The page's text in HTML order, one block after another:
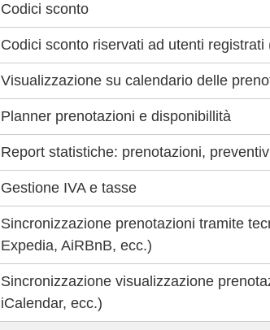
Codici sconto
Codici sconto riservati ad utenti registrati
Visualizzazione su calendario delle
Planner prenotazioni e disponibillità
Report statistiche: prenotazioni,
Gestione IVA e tasse
Sincronizzazione prenotazioni tramite
Expedia, AiRBnB, ecc.)
Sincronizzazione visualizzazione
iCalendar, ecc.)